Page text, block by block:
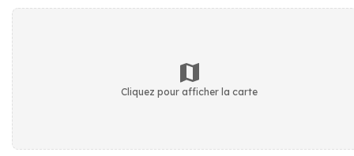
Cliquez pour afficher la carte